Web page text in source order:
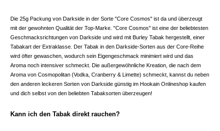
Die 25g Packung von Darkside in der Sorte "Core Cosmos" ist da und überzeugt
mit der gewohnten Qualität der Top-Marke. "Core Cosmos" ist eine der beliebtesten
Geschmacksrichtungen von Darkside und wird mit Burley Tabak hergestellt, einer
Tabakart der Extraklasse. Der Tabak in den Darkside-Sorten aus der Core-Reihe
wird öfter gewaschen, wodurch sein Eigengeschmack minimiert wird und das
Aroma noch intensiver schmeckt. Die außergewöhnliche Kreation, die nach dem
Aroma von Cosmopolitan (Vodka, Cranberry & Limette) schmeckt, kannst du neben
den anderen leckeren Sorten von Darkside günstig im Hookain Onlineshop kaufen
und dich selbst von den beliebten Tabaksorten überzeugen!
Kann ich den Tabak direkt rauchen?